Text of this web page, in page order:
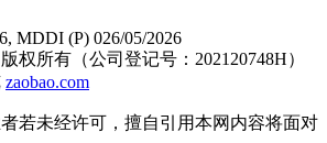
MDDI (P) 026/05/2026
权所有（公司登记号：202120748H）
zaobao.com
若未经许可，擅自引用本网内容将面对